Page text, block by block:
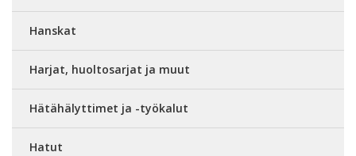
Hanskat
Harjat, huoltosarjat ja muut
Hätähälyttimet ja -työkalut
Hatut